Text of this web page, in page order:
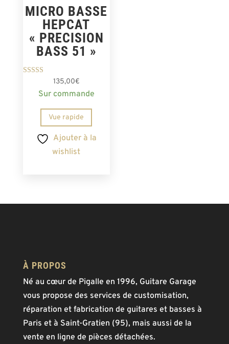
MICRO BASSE
HEPCAT
« PRECISION
BASS 51 »
sur 5
135,00€
Sur commande
Vue rapide
Ajouter à la
wishlist
À PROPOS
Né au cœur de Pigalle en 1996, Guitare Garage
vous propose des services de customisation,
réparation et fabrication de guitares et basses à
Paris et à Saint-Gratien (95), mais aussi de la
vente en ligne de pièces détachées.